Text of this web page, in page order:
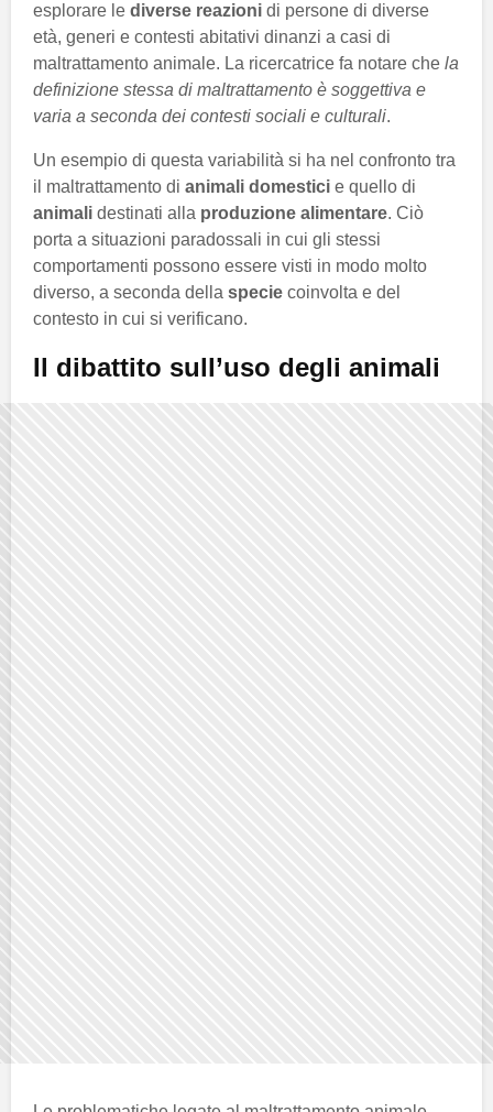
esplorare le diverse reazioni di persone di diverse
età, generi e contesti abitativi dinanzi a casi di
maltrattamento animale. La ricercatrice fa notare che la
definizione stessa di maltrattamento è soggettiva e
varia a seconda dei contesti sociali e culturali.
Un esempio di questa variabilità si ha nel confronto tra
il maltrattamento di animali domestici e quello di
animali destinati alla produzione alimentare. Ciò
porta a situazioni paradossali in cui gli stessi
comportamenti possono essere visti in modo molto
diverso, a seconda della specie coinvolta e del
contesto in cui si verificano.
Il dibattito sull’uso degli animali